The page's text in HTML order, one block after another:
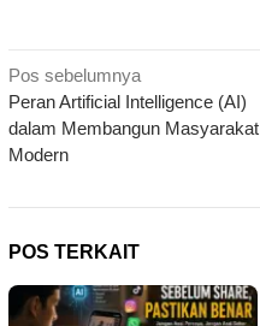
Navigasi
pos
Pos sebelumnya
Peran Artificial Intelligence (AI)
dalam Membangun Masyarakat
Modern
POS TERKAIT